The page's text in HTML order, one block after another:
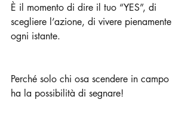
È il momento di dire il tuo “YES”, di
scegliere l’azione, di vivere pienamente
ogni istante.
Perché solo chi osa scendere in campo
ha la possibilità di segnare!